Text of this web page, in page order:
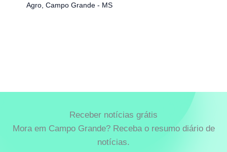
Agro, Campo Grande - MS
Receber notícias grátis
Mora em Campo Grande? Receba o resumo diário de
notícias.